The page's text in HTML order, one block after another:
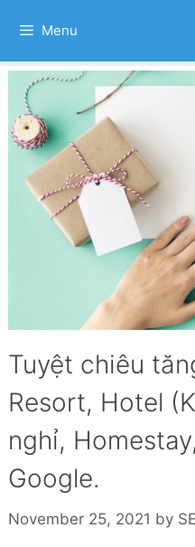
Menu
Tuyệt chiêu
Resort, Hotel
nghỉ,
Google.
November 25, 2021 by